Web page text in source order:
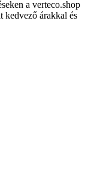
a verteco.shop
kedvező árakkal és